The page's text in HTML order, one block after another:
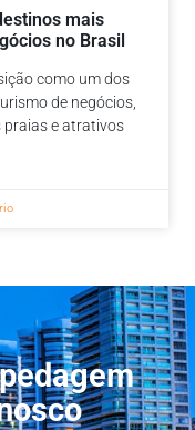
mais
no Brasil
como um dos
de negócios,
praias e atrativos